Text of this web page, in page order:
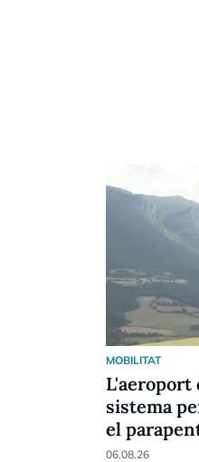
MOBILITAT
L'aeroport
sistema
el
06.08.26